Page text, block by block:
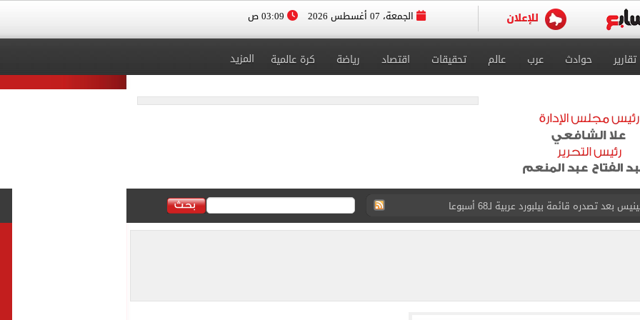
الجمعة، 07 أغسطس 2026
تقارير حوادث عرب عالم تحقيقات اقتصاد رياضة كرة عالمية المزيد
تصدره قائمة بيلبورد عربية لـ68 أسبوعا
الغربى كليا من المنيب للعياط.. اعرف التحويلات
اليوم السابع فى حفل تقديمه باستاد طرابزون.. فيديو
ونشرها على مواقع التواصل